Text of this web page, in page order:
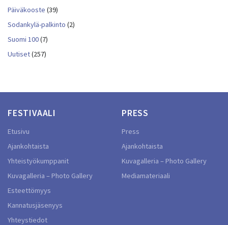
Päiväkooste (39)
Sodankylä-palkinto (2)
Suomi 100(7)
Uutiset(257)
FESTIVAALI
Etusivu
Ajankohtaista
Yhteistyökumppanit
Kuvagalleria – Photo Gallery
Esteettömyys
Kannatusjäsenyys
Yhteystiedot
PRESS
Press
Ajankohtaista
Kuvagalleria – Photo Gallery
Mediamateriaali